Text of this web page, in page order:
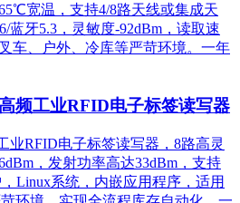
宽温，支持4/8路天线或集成天
蓝牙5.3，灵敏度-92dBm，读取速
车、户外、冷库等严苛环境。一年
频工业RFID电子标签读写器
业RFID电子标签读写器，8路高灵
，发射功率高达33dBm，支持
Linux系统，内嵌应用程序，适用